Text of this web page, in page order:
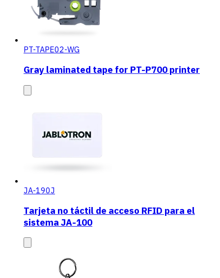
PT-TAPE02-WG
Gray laminated tape for PT-P700 printer
JA-190J
Tarjeta no táctil de acceso RFID para el
sistema JA-100